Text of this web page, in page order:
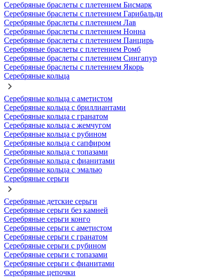
Серебряные браслеты с плетением Бисмарк
Серебряные браслеты с плетением Гарибальди
Серебряные браслеты с плетением Лав
Серебряные браслеты с плетением Нонна
Серебряные браслеты с плетением Панцирь
Серебряные браслеты с плетением Ромб
Серебряные браслеты с плетением Сингапур
Серебряные браслеты с плетением Якорь
Серебряные кольца
Серебряные кольца с аметистом
Серебряные кольца с бриллиантами
Серебряные кольца с гранатом
Серебряные кольца с жемчугом
Серебряные кольца с рубином
Серебряные кольца с сапфиром
Серебряные кольца с топазами
Серебряные кольца с фианитами
Серебряные кольца с эмалью
Серебряные серьги
Серебряные детские серьги
Серебряные серьги без камней
Серебряные серьги конго
Серебряные серьги с аметистом
Серебряные серьги с гранатом
Серебряные серьги с рубином
Серебряные серьги с топазами
Серебряные серьги с фианитами
Серебряные цепочки